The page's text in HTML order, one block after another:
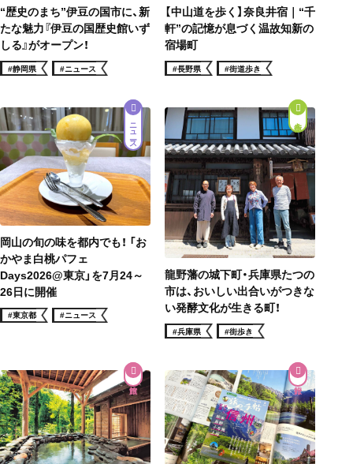
“歴史のまち”伊豆の国市に、新
たな魅力『伊豆の国歴史館いず
しる』がオープン！
#静岡県 #ニュース
【中山道を歩く】奈良井宿｜“千
軒”の記憶が息づく温故知新の
宿場町
#長野県 #街道歩き
ニュース
岡山の旬の味を都内でも！ 「お
かやま白桃パフェ
Days2026@東京」を7月24～
26日に開催
#東京都 #ニュース
街歩き
龍野藩の城下町・兵庫県たつの
市は、おいしい出合いがつきな
い発酵文化が生きる町！
#兵庫県 #街歩き